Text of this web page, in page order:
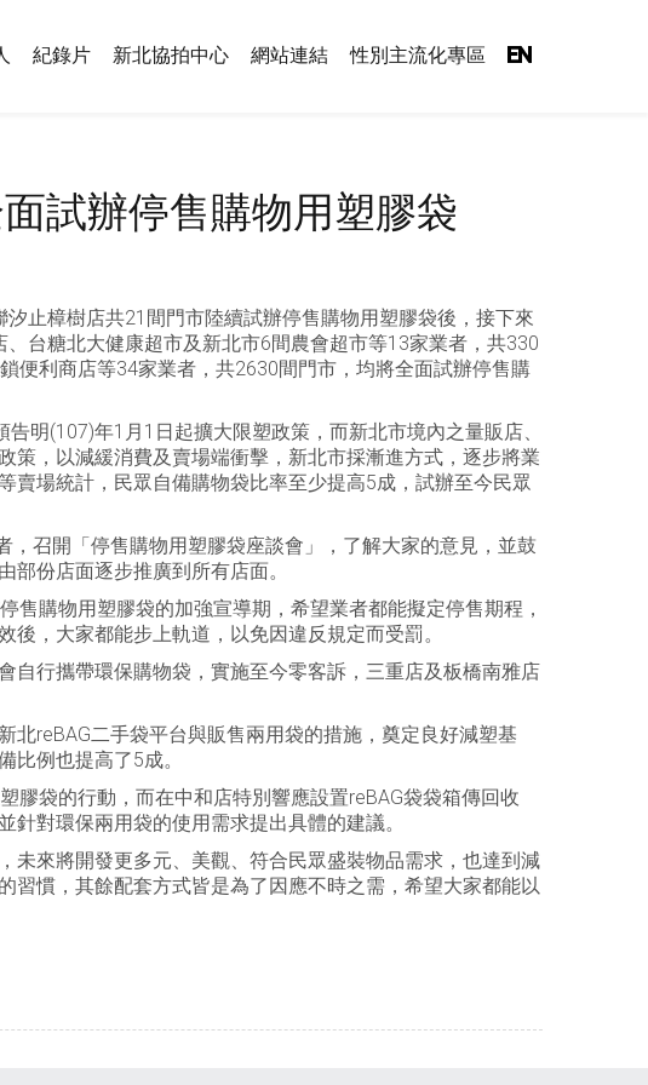
紀錄片 新北協拍中心 網站連結 性別主流化專區 EN
試辦停售購物用塑膠袋
止樟樹店共21間門市陸續試辦停售購物用塑膠袋後，接下來
台糖北大健康超市及新北市6間農會超市等13家業者，共330
便利商店等34家業者，共2630間門市，均將全面試辦停售購
明(107)年1月1日起擴大限塑政策，而新北市境內之量販店、
策，以減緩消費及賣場端衝擊，新北市採漸進方式，逐步將業
賣場統計，民眾自備購物袋比率至少提高5成，試辦至今民眾
召開「停售購物用塑膠袋座談會」，了解大家的意見，並鼓
份店面逐步推廣到所有店面。
購物用塑膠袋的加強宣導期，希望業者都能擬定停售期程，
，大家都能步上軌道，以免因違反規定而受罰。
自行攜帶環保購物袋，實施至今零客訴，三重店及板橋南雅店
reBAG二手袋平台與販售兩用袋的措施，奠定良好減塑基
例也提高了5成。
袋的行動，而在中和店特別響應設置reBAG袋袋箱傳回收
對環保兩用袋的使用需求提出具體的建議。
未來將開發更多元、美觀、符合民眾盛裝物品需求，也達到減
習慣，其餘配套方式皆是為了因應不時之需，希望大家都能以